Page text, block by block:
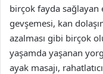
birçok fayda sağlayan
gevşemesi, kan
azalması gibi birçok
yaşamda yaşanan
ayak masajı,